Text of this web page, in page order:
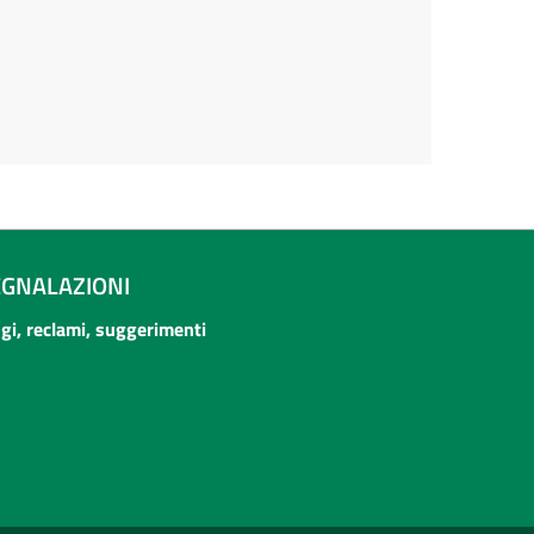
reclami, suggerimenti